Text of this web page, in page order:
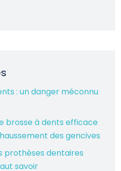
: un danger méconnu
brosse à dents efficace
des gencives
prothèses dentaires
savoir